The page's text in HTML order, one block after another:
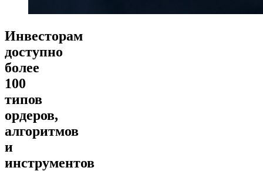
Инвесторам
доступно
более
100
типов
ордеров,
алгоритмов
и
инструментов